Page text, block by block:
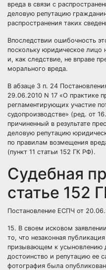
вреда в связи с
деловую репутацию
распространения таких
Впоследствии ошибочность
поскольку юридическое лицо
и, как следствие, не вправе
морального вреда.
В абзаце 3 п. 24
29.06.2010 N 17 «О практике
регламентирующих участие
судопроизводстве» (ред. от
причиненный в результате
деловую репутацию
по правилам возмещения
(пункт 11 статьи 152 ГК РФ).
Судебная
статье 152
Постановление ЕСПЧ от
15. В своем исковом
то, что незаконная
призывающем к усыновлению
достоинство и репутацию ее
фотография была